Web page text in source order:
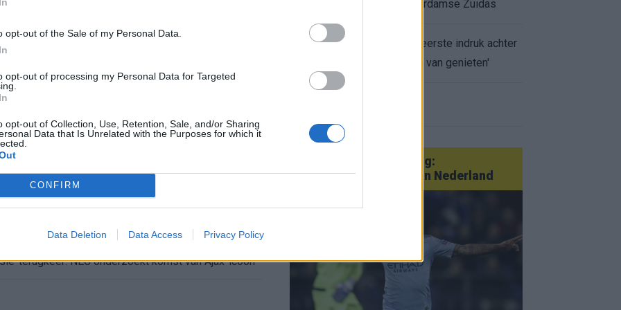
opt-out of the Sale of my Personal Data.
opt-out of processing my Personal Data for Targeted
opt-out of Collection, Use, Retention, Sale, and/or Sharing
Data that Is Unrelated with the Purposes for which it
CONFIRM
Data Deletion Data Access Privacy Policy
na ruime zege op Vojvodina
naar Ajax - Vojvodina
van der Vaart en Sylvie Meis door de jaren heen
Ajax en FC Twente in Europa
"Kampioen met Jong Ajax"
geschiedenis met rode kaart in WK-finale
League? Dit zijn de belangrijke data
terugkeer: NEC onderzoekt komst van Ajax-icoon
appartement op Amsterdamse Zuidas
Marcos Leonardo laat eerste indruk achter
bij Ajax: 'Hier gaan fans van genieten'
Van Götze tot Sterling:
statementtransfers in Nederland